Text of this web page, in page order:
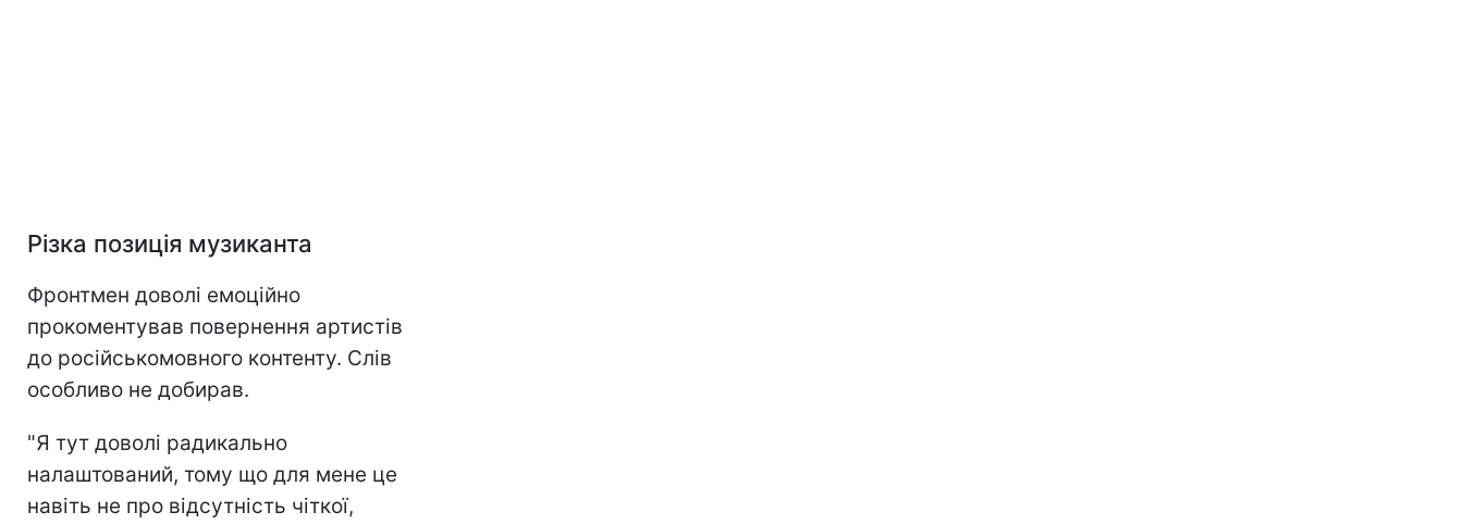
Різка позиція музиканта
Фронтмен доволі емоційно
прокоментував повернення артистів
до російськомовного контенту. Слів
особливо не добирав.
"Я тут доволі радикально
налаштований, тому що для мене це
навіть не про відсутність чіткої,